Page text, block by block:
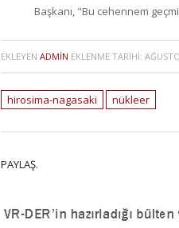
Başkanı, "Bu cehennem
EKLEYEN ADMIN EKLENME TARIHI:
hirosima-nagasaki nükleer
PAYLAŞ.